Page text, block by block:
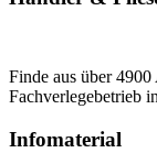
Finde aus über
Fachverlegebetrieb
Infomaterial